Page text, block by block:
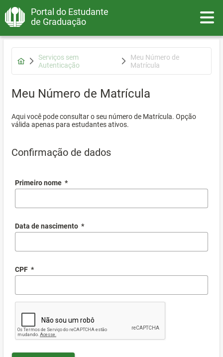
Portal do Estudante
de Graduação
Serviços sem
Autenticação
Meu Número de
Matrícula
Meu Número de Matrícula
Aqui você pode consultar o seu número de Matrícula. Opção
válida apenas para estudantes ativos.
Confirmação de dados
Primeiro nome *
Data de nascimento *
CPF *